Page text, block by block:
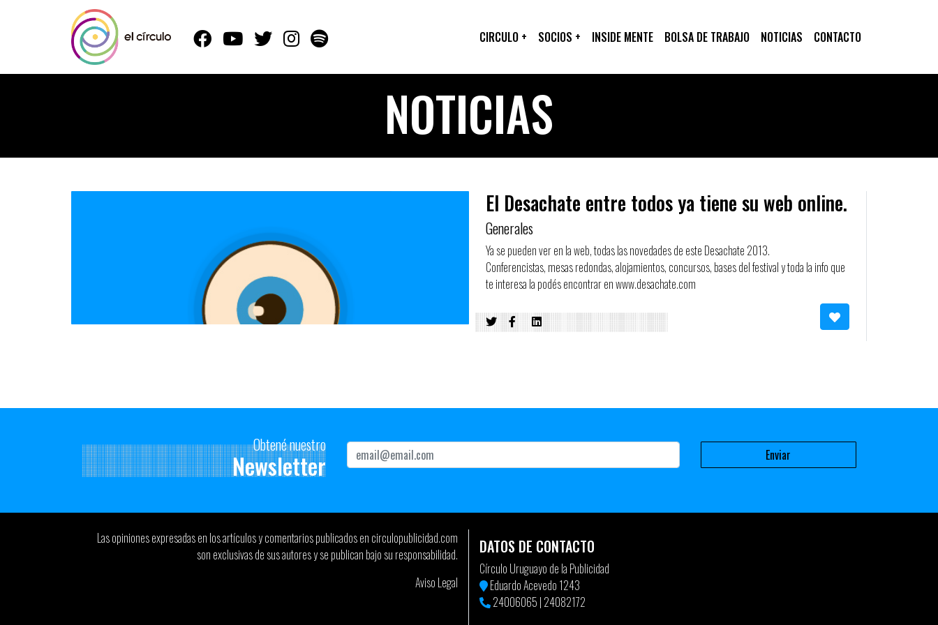
CIRCULO + SOCIOS + INSIDE MENTE BOLSA DE TRABAJO NOTICIAS CONTACTO
NOTICIAS
El Desachate entre todos ya tiene su web online.
Generales
Ya se pueden ver en la web, todas las novedades de este Desachate 2013.
Conferencistas, mesas redondas, alojamientos, concursos, bases del festival y toda la info que
te interesa la podés encontrar en www.desachate.com
Obtené nuestro
Newsletter
Las opiniones expresadas en los artículos y comentarios publicados en circulopublicidad.com
son exclusivas de sus autores y se publican bajo su responsabilidad.
Aviso Legal
DATOS DE CONTACTO
Círculo Uruguayo de la Publicidad
Eduardo Acevedo 1243
24006065 | 24082172